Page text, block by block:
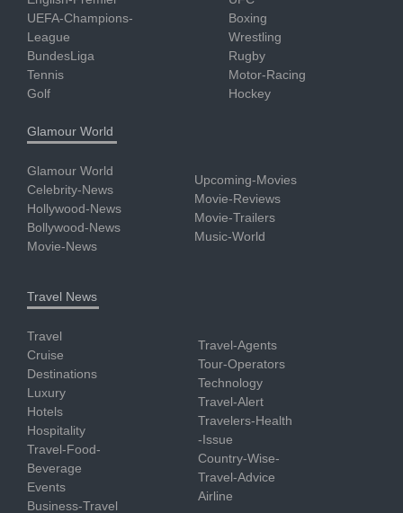
UEFA-Champions-
League
BundesLiga
Tennis
Golf
Boxing
Wrestling
Rugby
Motor-Racing
Hockey
Glamour World
Glamour World
Celebrity-News
Hollywood-News
Bollywood-News
Movie-News
Upcoming-Movies
Movie-Reviews
Movie-Trailers
Music-World
Travel News
Travel
Cruise
Destinations
Luxury
Hotels
Hospitality
Travel-Food-
Beverage
Events
Business-Travel
Travel-Agents
Tour-Operators
Technology
Travel-Alert
Travelers-Health
-Issue
Country-Wise-
Travel-Advice
Airline